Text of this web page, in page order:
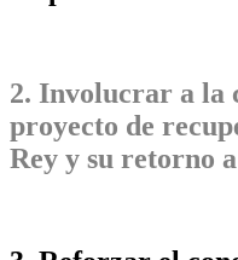
2. Involucrar a la
proyecto de
Rey y su retorno